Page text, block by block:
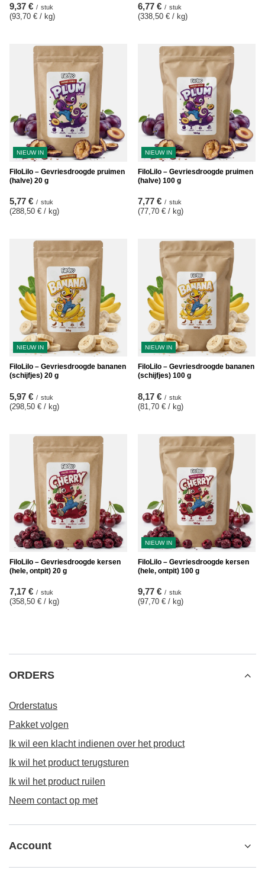
9,37 € / stuk
(93,70 € / kg)
6,77 € / stuk
(338,50 € / kg)
NIEUW IN
FiloLilo – Gevriesdroogde pruimen
(halve) 20 g
5,77 € / stuk
(288,50 € / kg)
NIEUW IN
FiloLilo – Gevriesdroogde pruimen
(halve) 100 g
7,77 € / stuk
(77,70 € / kg)
NIEUW IN
FiloLilo – Gevriesdroogde bananen
(schijfjes) 20 g
5,97 € / stuk
(298,50 € / kg)
NIEUW IN
FiloLilo – Gevriesdroogde bananen
(schijfjes) 100 g
8,17 € / stuk
(81,70 € / kg)
FiloLilo – Gevriesdroogde kersen
(hele, ontpit) 20 g
7,17 € / stuk
(358,50 € / kg)
NIEUW IN
FiloLilo – Gevriesdroogde kersen
(hele, ontpit) 100 g
9,77 € / stuk
(97,70 € / kg)
ORDERS
Orderstatus
Pakket volgen
Ik wil een klacht indienen over het product
Ik wil het product terugsturen
Ik wil het product ruilen
Neem contact op met
Account